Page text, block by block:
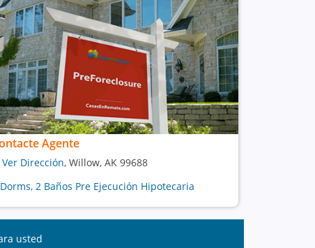
Agente
Ver Dirección, Willow, AK 99688
2 Baños Pre Ejecución Hipotecaria
usted